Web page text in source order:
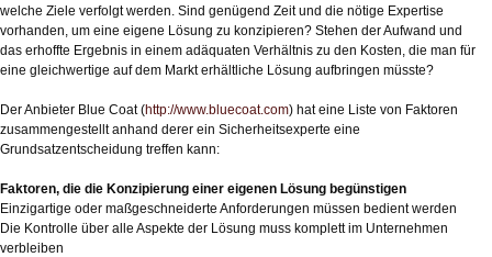
welche Ziele verfolgt werden. Sind genügend Zeit und die nötige Expertise
vorhanden, um eine eigene Lösung zu konzipieren? Stehen der Aufwand und
das erhoffte Ergebnis in einem adäquaten Verhältnis zu den Kosten, die man für
eine gleichwertige auf dem Markt erhältliche Lösung aufbringen müsste?
Der Anbieter Blue Coat (http://www.bluecoat.com) hat eine Liste von Faktoren
zusammengestellt anhand derer ein Sicherheitsexperte eine
Grundsatzentscheidung treffen kann:
Faktoren, die die Konzipierung einer eigenen Lösung begünstigen
Einzigartige oder maßgeschneiderte Anforderungen müssen bedient werden
Die Kontrolle über alle Aspekte der Lösung muss komplett im Unternehmen
verbleiben